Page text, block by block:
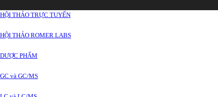
HỘI THẢO TRỰC TUYẾN
HỘI THẢO ROMER LABS
DƯỢC PHẨM
GC và GC/MS